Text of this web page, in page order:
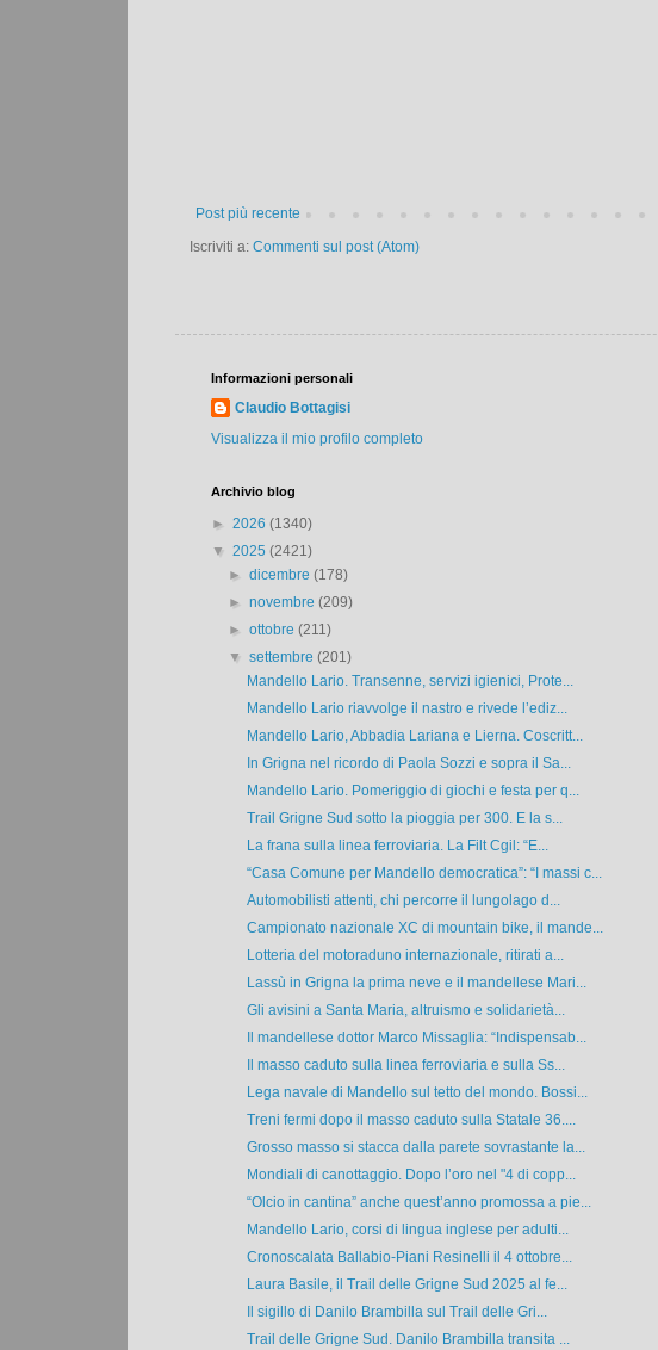
Post più recente
Iscriviti a: Commenti sul post (Atom)
Informazioni personali
Claudio Bottagisi
Visualizza il mio profilo completo
Archivio blog
► 2026 (1340)
▼ 2025 (2421)
►dicembre(178)
►novembre(209)
►ottobre(211)
▼settembre(201)
Mandello Lario. Transenne, servizi igienici, Prote...
Mandello Lario riavvolge il nastro e rivede l’ediz...
Mandello Lario, Abbadia Lariana e Lierna. Coscritt...
In Grigna nel ricordo di Paola Sozzi e sopra il Sa...
Mandello Lario. Pomeriggio di giochi e festa per q...
Trail Grigne Sud sotto la pioggia per 300. E la s...
La frana sulla linea ferroviaria. La Filt Cgil: “E...
“Casa Comune per Mandello democratica”: “I massi c...
Automobilisti attenti, chi percorre il lungolago d...
Campionato nazionale XC di mountain bike, il mande...
Lotteria del motoraduno internazionale, ritirati a...
Lassù in Grigna la prima neve e il mandellese Mari...
Gli avisini a Santa Maria, altruismo e solidarietà...
Il mandellese dottor Marco Missaglia: “Indispensab...
Il masso caduto sulla linea ferroviaria e sulla Ss...
Lega navale di Mandello sul tetto del mondo. Bossi...
Treni fermi dopo il masso caduto sulla Statale 36....
Grosso masso si stacca dalla parete sovrastante la...
Mondiali di canottaggio. Dopo l’oro nel "4 di copp...
“Olcio in cantina” anche quest’anno promossa a pie...
Mandello Lario, corsi di lingua inglese per adulti...
Cronoscalata Ballabio-Piani Resinelli il 4 ottobre...
Laura Basile, il Trail delle Grigne Sud 2025 al fe...
Il sigillo di Danilo Brambilla sul Trail delle Gri...
Trail delle Grigne Sud. Danilo Brambilla transita ...